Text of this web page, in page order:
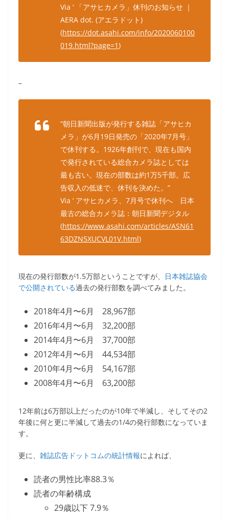
Via ‘ 「アサヒカメラ」休刊のお知らせ ｜
AERA dot. (アエラドット)
(https://dot.asahi.com/info/2020060100
019.html?page=1)
–
“朝日新聞出版が発行する雑誌「アサヒカ
メラ」が6月19日発売の「2020年7月号」
で休刊する。1926年創刊で、現在も国内
で発行されている総合カメラ誌としては
最も古い。現在の部数は約1万5千部。広
告収入の低迷で、休刊を決めた。”
Via ‘ アサヒカメラ、7月号で休刊へ 日本
最古の総合カメラ誌：朝日新聞デジタル
(https://www.asahi.com/articles/ASN61
63DZN5XUCVL01V.html)
現在の発行部数が1.5万部ということですが、
日本雑誌協会
で公開されている過去の発行部数を調べてみました。
2018年4月〜6月 28,967部
2016年4月〜6月 32,200部
2014年4月〜6月 37,700部
2012年4月〜6月 44,534部
2010年4月〜6月 54,167部
2008年4月〜6月 63,200部
12年前は6万部以上だったのが10年で半減し、そしてその2
年後に何と更に半減して過去の1/4の発行部数になっていま
す。
更に、 雑誌広告ドットコムの統計情報によれば、
読者の男性比率88.3％
読者の年齢構成
29歳以下 7.9％